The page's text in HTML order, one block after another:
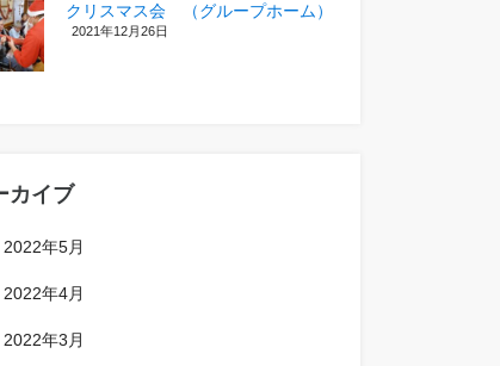
クリスマス会 （グループホーム）
2021年12月26日
カイブ
2022年5月
2022年4月
2022年3月